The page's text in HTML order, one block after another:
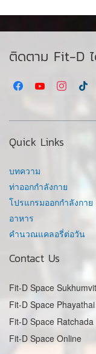
ติดตาม Fit-D
Quick Links
บทความ
ท่าออกกำลังกาย
โปรแกรมออกกำลังกาย
อาหาร
คำนวณแคลอรี่ต่อวัน
Contact Us
Fit-D Space
Fit-D Space Phayathai
Fit-D Space Ratchada
Fit-D Space Online